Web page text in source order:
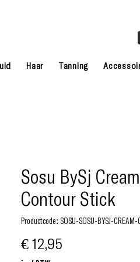
Haar Tanning
Sosu BySj Cream
Contour Stick
Productcode: SOSU-SOSU-BYSJ-
€ 12,95